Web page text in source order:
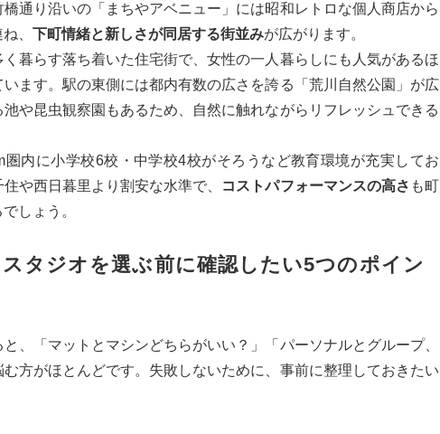
通り沿いの「まちやアベニュー」には昭和レトロな個人商店から
、 下町情緒と新しさが同居する街並みが広がります。
暮らす落ち着いた住宅街で、女性の一人暮らしにも人気があるほ
ます。駅の東側には都内有数の広さを誇る「荒川自然公園」が広
や昆虫観察園もあるため、自然に触れながらリフレッシュできる
内に小学校6校・中学校4校がそろうなど教育環境が充実してお
や西日暮里より割安な水準で、 コストパフォーマンスの高さ も町
しょう。
タジオを選ぶ前に確認したい5つのポイン
、「マットとマシンどちらがいい？」「パーソナルとグループ、
方がほとんどです。失敗しないために、事前に整理しておきたい